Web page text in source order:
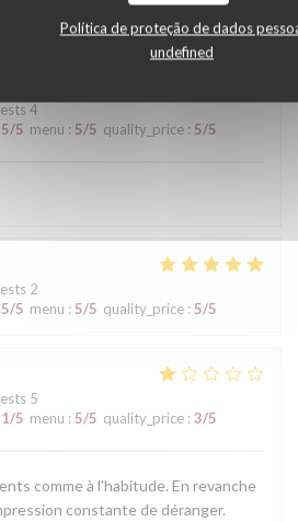
Política de proteção de dados
undefined
dans l'assiette.
4
5/5 menu : 5/5 quality_price : 5/5
2
5/5 menu : 5/5 quality_price : 5/5
5
1/5 menu : 5/5 quality_price : 3/5
comme à l'habitude. En revanche
constante de déranger.